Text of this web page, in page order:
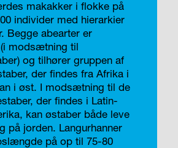
makakker i flokke på
individer med hierarkier
Begge abearter er
modsætning til
og tilhører gruppen af
der findes fra Afrika i
i øst. I modsætning til de
der findes i Latin-
kan østaber både leve
på jorden. Langurhanner
på op til 75-80